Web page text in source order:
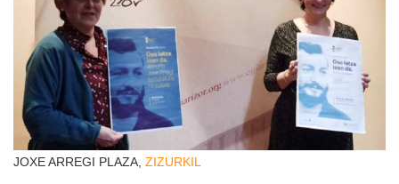
JOXE ARREGI PLAZA, ZIZURKIL